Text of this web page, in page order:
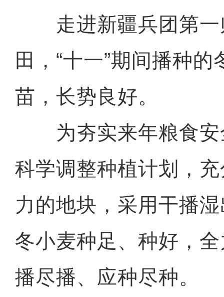
走进新疆兵团第一
田，“十一”期间播种
苗，长势良好。
为夯实来年粮食安
科学调整种植计划，
力的地块，采用干播
冬小麦种足、种好，
播尽播、应种尽种。